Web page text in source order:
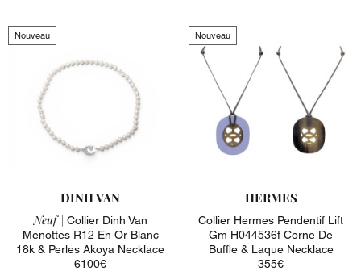
Nouveau
DINH VAN
Neuf | Collier Dinh Van
Menottes R12 En Or Blanc
18k & Perles Akoya Necklace
6100€
Nouveau
HERMES
Collier Hermes Pendentif Lift
Gm H044536f Corne De
Buffle & Laque Necklace
355€